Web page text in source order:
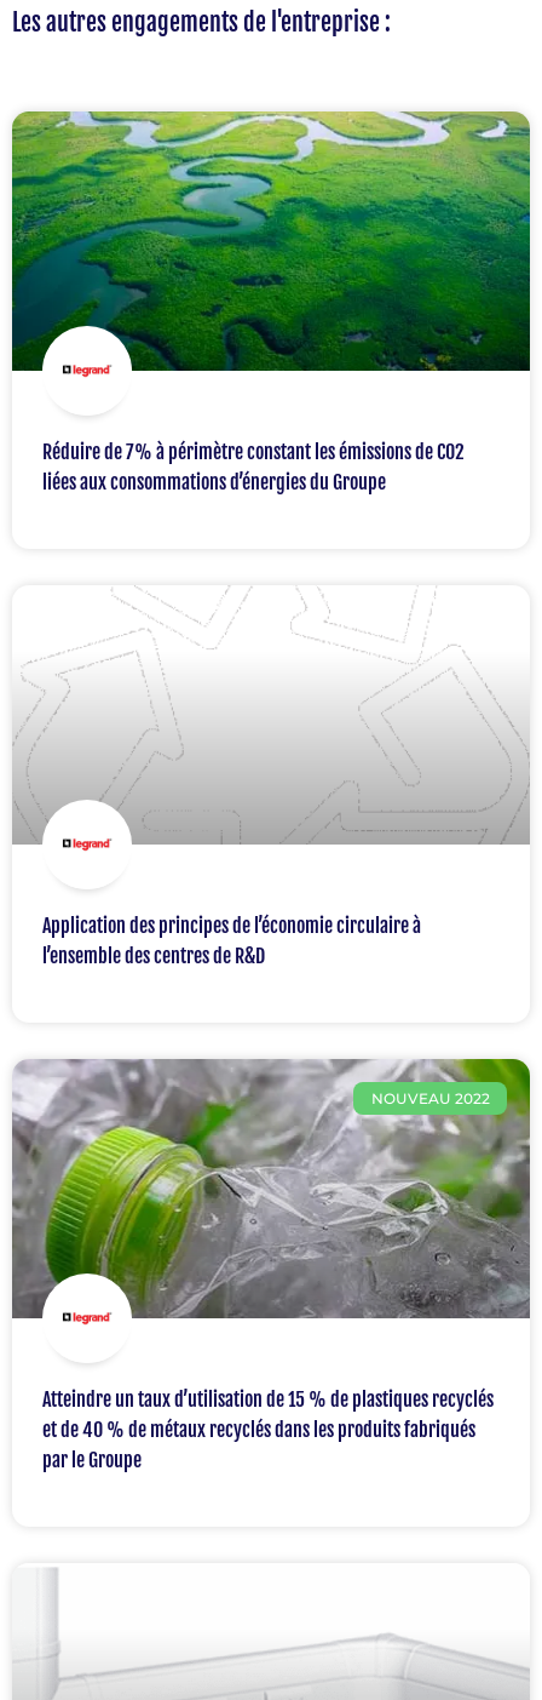
Les autres engagements de l'entreprise :
Réduire de 7% à périmètre constant les émissions de C02
liées aux consommations d’énergies du Groupe
Application des principes de l’économie circulaire à
l’ensemble des centres de R&D
NOUVEAU 2022
Atteindre un taux d’utilisation de 15 % de plastiques recyclés
et de 40 % de métaux recyclés dans les produits fabriqués
par le Groupe